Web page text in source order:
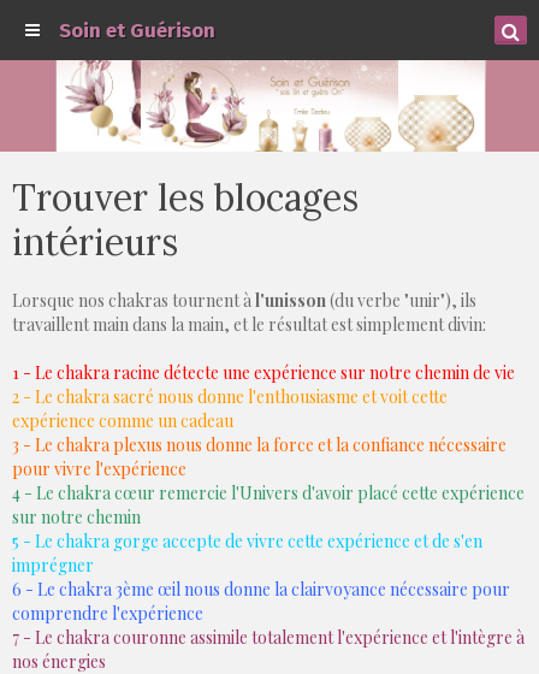
Soin et Guérison
Trouver les blocages
intérieurs
Lorsque nos chakras tournent à l'unisson (du verbe "unir"), ils
travaillent main dans la main, et le résultat est simplement divin:
1 - Le chakra racine détecte une expérience sur notre chemin de vie
2 - Le chakra sacré nous donne l'enthousiasme et voit cette
expérience comme un cadeau
3 - Le chakra plexus nous donne la force et la confiance nécessaire
pour vivre l'expérience
4 - Le chakra cœur remercie l'Univers d'avoir placé cette expérience
sur notre chemin
5 - Le chakra gorge accepte de vivre cette expérience et de s'en
imprégner
6 - Le chakra 3ème œil nous donne la clairvoyance nécessaire pour
comprendre l'expérience
7 - Le chakra couronne assimile totalement l'expérience et l'intègre à
nos énergies